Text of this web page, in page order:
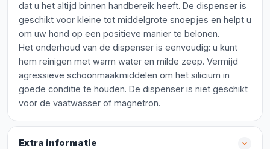
dat u het altijd binnen handbereik heeft. De dispenser is
geschikt voor kleine tot middelgrote snoepjes en helpt u
om uw hond op een positieve manier te belonen.
Het onderhoud van de dispenser is eenvoudig: u kunt
hem reinigen met warm water en milde zeep. Vermijd
agressieve schoonmaakmiddelen om het silicium in
goede conditie te houden. De dispenser is niet geschikt
voor de vaatwasser of magnetron.
Extra informatie